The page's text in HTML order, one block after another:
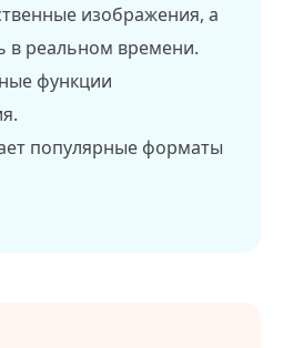
изображения, а
в реальном времени.
функции
популярные форматы